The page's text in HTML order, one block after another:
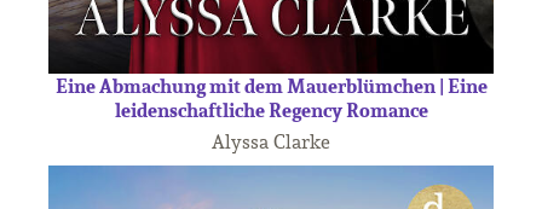
Eine Abmachung mit dem Mauerblümchen | Eine
leidenschaftliche Regency Romance
Alyssa Clarke